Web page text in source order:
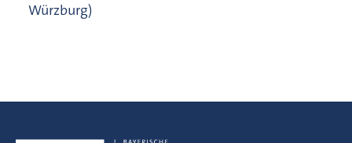
Würzburg)